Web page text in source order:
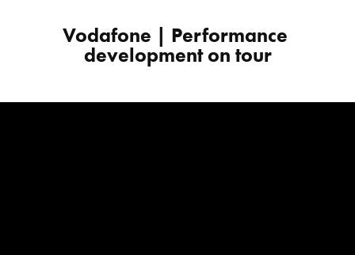
Vodafone | Performance
development on tour